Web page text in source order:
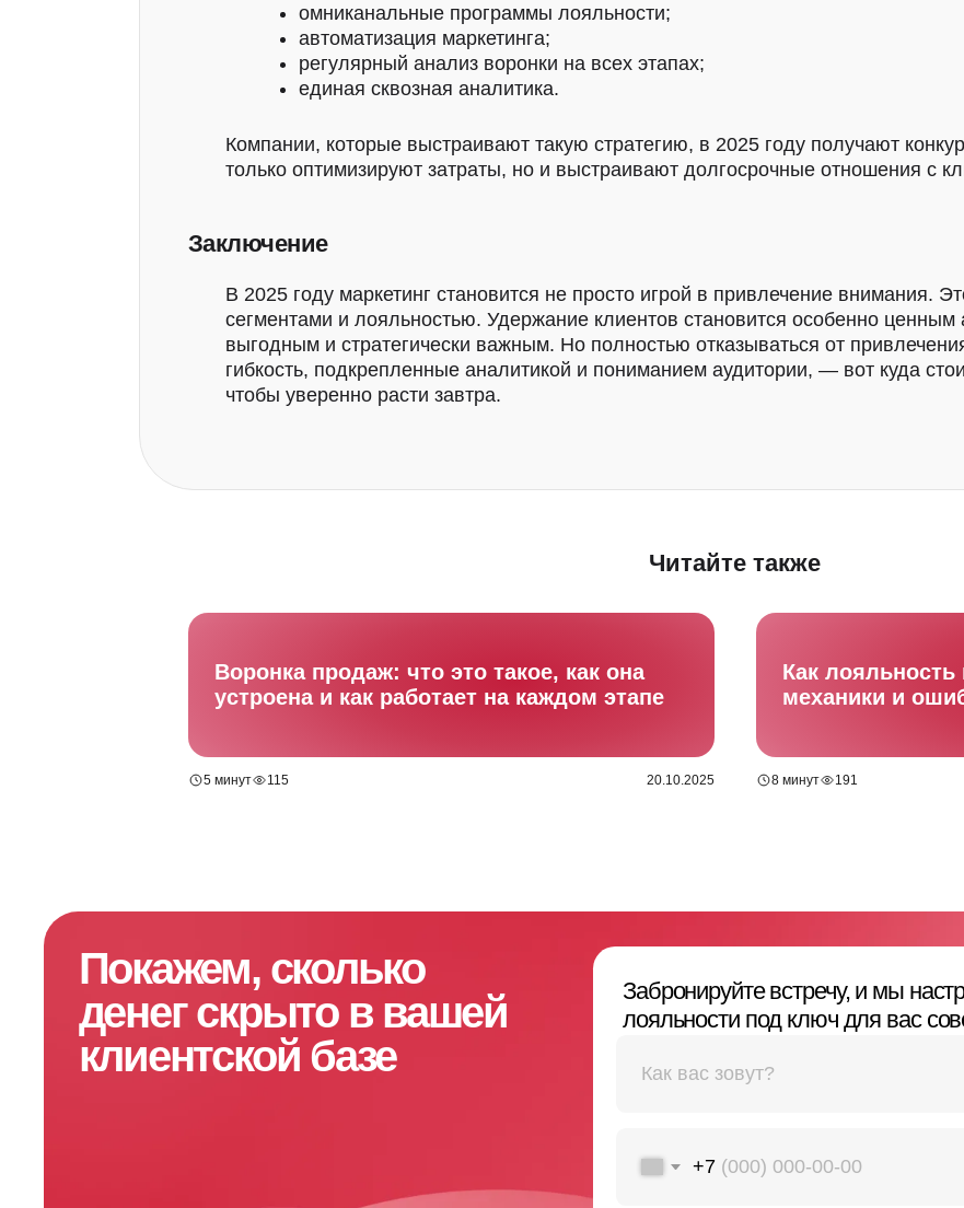
омниканальные программы лояльности;
автоматизация маркетинга;
регулярный анализ воронки на всех этапах;
единая сквозная аналитика.
Компании, которые выстраивают такую стратегию, в 2025 году получают
только оптимизируют затраты, но и выстраивают долгосрочные отношения с
Заключение
В 2025 году маркетинг становится не просто игрой в привлечение внимания.
сегментами и лояльностью. Удержание клиентов становится особенно
выгодным и стратегически важным. Но полностью отказываться от
гибкость, подкрепленные аналитикой и пониманием аудитории, — вот куда
чтобы уверенно расти завтра.
Читайте также
Воронка продаж: что это такое, как она
устроена и как работает на каждом этапе
5 минут 115 20.10.2025
Как
механики и
8 минут 191
денег скрыто в вашей
лояльности под ключ для вас совершенно
Я даю согласие на обработку персональных данных в
О сервисе Для когоТариф
Программа лояльности Кейсы API документация
8 (800) 770 -